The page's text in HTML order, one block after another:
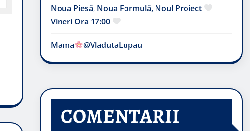
Noua Piesă, Noua Formulă, Noul Proiect
Vineri Ora 17:00
Mama @VladutaLupau
COMENTARII